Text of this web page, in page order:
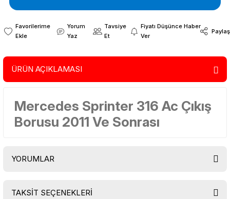
Yorum
Yaz
Tavsiye
Et
Fiyatı Düşünce Haber
Ver
Paylaş
ÜRÜN AÇIKLAMASI
Mercedes Sprinter 316 Ac Çıkış
Borusu 2011 Ve Sonrası
YORUMLAR
TAKSİT SEÇENEKLERİ